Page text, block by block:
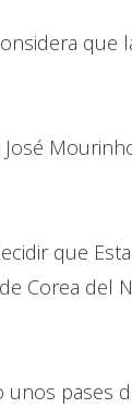
que
José
que
Corea del
unos pases